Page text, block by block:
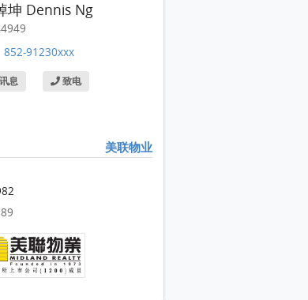
园一期(栢慧豪园) 售盘 2 房 , 1 浴室 498 平方
坤 Dennis Ng
852-91230xxx
息 致电
美联物业